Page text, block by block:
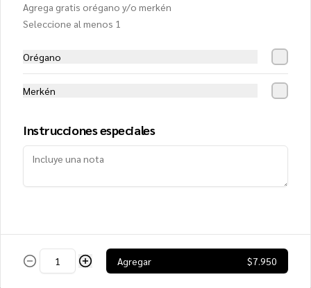
Salsa de tomates, mozzarella, jamón,
ahumado, alcaparras, palmitos y crema
$17.800
Agrega gratis orégano y/o merkén
Seleccione al menos 1
Orégano
Merkén
Instrucciones especiales
Agregar $7.950